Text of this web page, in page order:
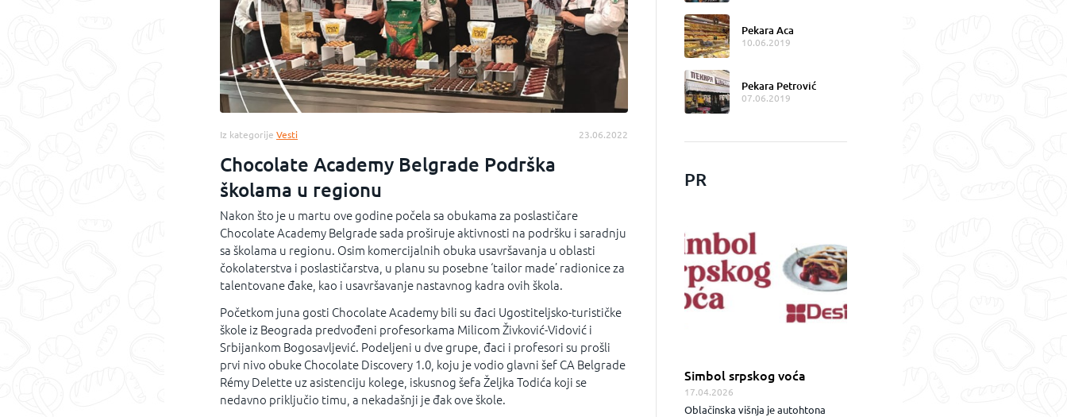
Iz kategorije Vesti 23.06.2022
Chocolate Academy Belgrade Podrška
školama u regionu
Nakon što je u martu ove godine počela sa obukama za poslastičare
Chocolate Academy Belgrade sada proširuje aktivnosti na podršku i saradnju
sa školama u regionu. Osim komercijalnih obuka usavršavanja u oblasti
čokolaterstva i poslastičarstva, u planu su posebne ‘tailor made’ radionice za
talentovane đake, kao i usavršavanje nastavnog kadra ovih škola.
Početkom juna gosti Chocolate Academy bili su đaci Ugostiteljsko-turističke
škole iz Beograda predvođeni profesorkama Milicom Živković-Vidović i
Srbijankom Bogosavljević. Podeljeni u dve grupe, đaci i profesori su prošli
prvi nivo obuke Chocolate Discovery 1.0, koju je vodio glavni šef CA Belgrade
Rémy Delette uz asistenciju kolege, iskusnog šefa Željka Todića koji se
nedavno priključio timu, a nekadašnji je đak ove škole.
Pekara Aca
10.06.2019
Pekara Petrović
07.06.2019
PR
Simbol srpskog voća
17.04.2026
Oblačinska višnja je autohtona